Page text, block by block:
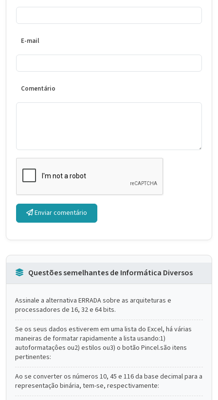
E-mail
Comentário
Enviar comentário
Questões semelhantes de Informática Diversos
Assinale a alternativa ERRADA sobre as arquiteturas e
processadores de 16, 32 e 64 bits.
Se os seus dados estiverem em uma lista do Excel, há várias
maneiras de formatar rapidamente a lista usando:1)
autoformataçôes ou2) estilos ou3) o botão Pincel.são itens
pertinentes:
Ao se converter os números 10, 45 e 116 da base decimal para a
representação binária, tem-se, respectivamente: